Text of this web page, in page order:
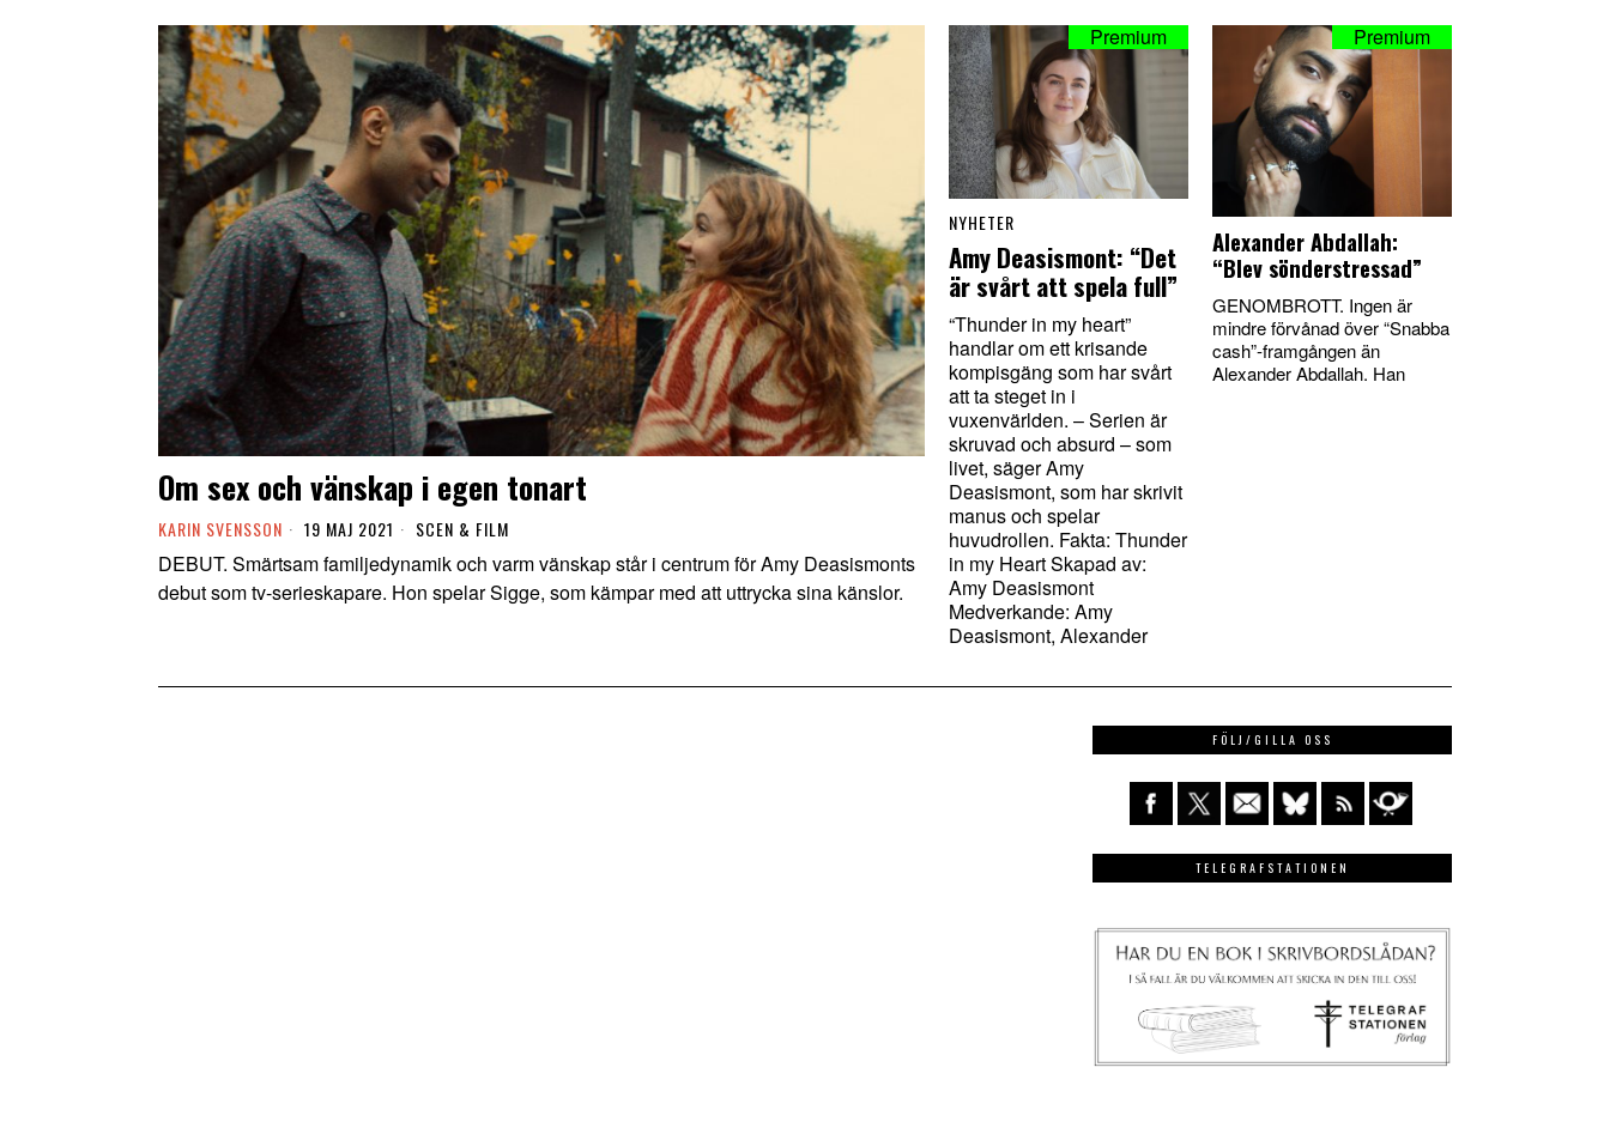
Om sex och vänskap i egen tonart
KARIN SVENSSON 19 MAJ 2021 SCEN & FILM
DEBUT. Smärtsam familjedynamik och varm vänskap står i centrum för Amy Deasismonts
debut som tv-serieskapare. Hon spelar Sigge, som kämpar med att uttrycka sina känslor.
NYHETER
Amy Deasismont: “Det
är svårt att spela full”
“Thunder in my heart”
handlar om ett krisande
kompisgäng som har svårt
att ta steget in i
vuxenvärlden. – Serien är
skruvad och absurd – som
livet, säger Amy
Deasismont, som har skrivit
manus och spelar
huvudrollen. Fakta: Thunder
in my Heart Skapad av:
Amy Deasismont
Medverkande: Amy
Deasismont, Alexander
Alexander Abdallah:
“Blev sönderstressad”
GENOMBROTT. Ingen är
mindre förvånad över “Snabba
cash”-framgången än
Alexander Abdallah. Han
FÖLJ/GILLA OSS
TELEGRAFSTATIONEN